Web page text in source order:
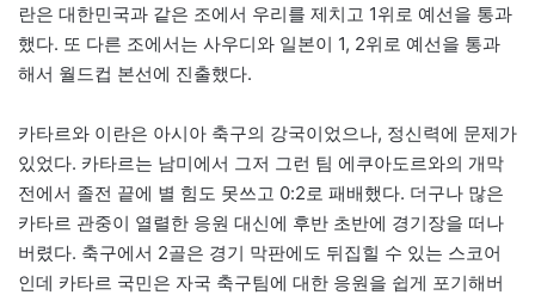
란은 대한민국과 같은 조에서 우리를 제치고 1위로 예선을 통과
했다. 또 다른 조에서는 사우디와 일본이 1, 2위로 예선을 통과
해서 월드컵 본선에 진출했다.
카타르와 이란은 아시아 축구의 강국이었으나, 정신력에 문제가
있었다. 카타르는 남미에서 그저 그런 팀 에쿠아도르와의 개막
전에서 졸전 끝에 별 힘도 못쓰고 0:2로 패배했다. 더구나 많은
카타르 관중이 열렬한 응원 대신에 후반 초반에 경기장을 떠나
버렸다. 축구에서 2골은 경기 막판에도 뒤집힐 수 있는 스코어
인데 카타르 국민은 자국 축구팀에 대한 응원을 쉽게 포기해버